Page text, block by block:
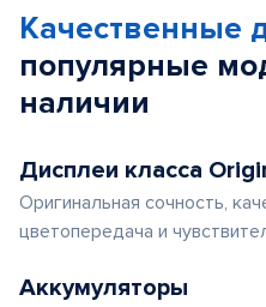
Качественные
популярные
наличии
Дисплеи класса
Оригинальная сочность,
цветопередача и
Аккумуляторы